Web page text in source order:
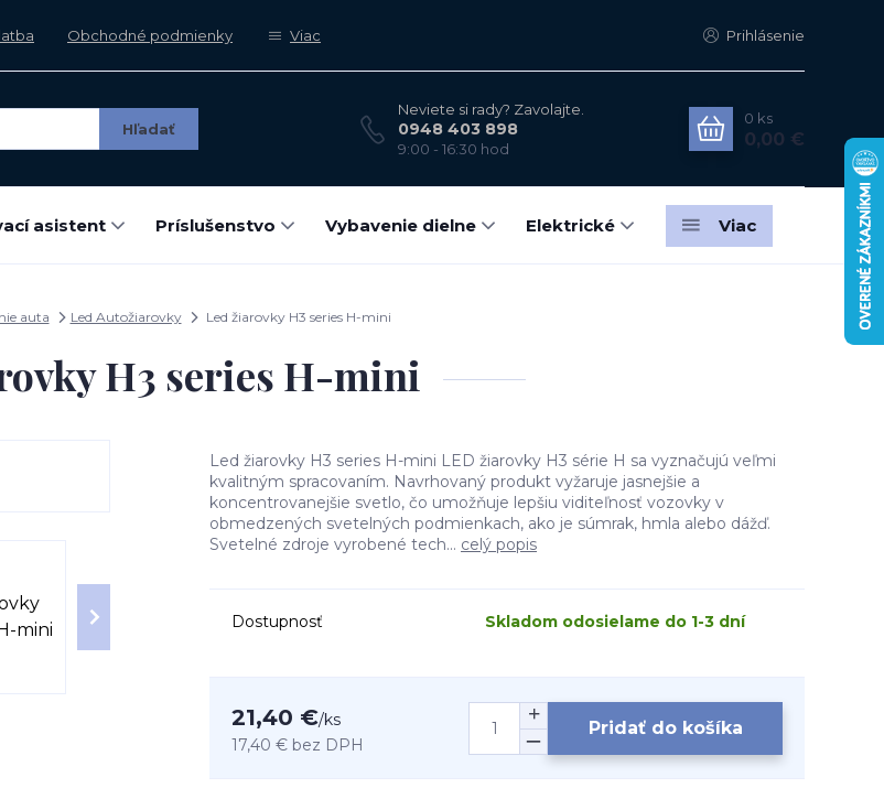
Obchodné podmienky Viac Prihlásenie
Hľadať
Neviete si rady? Zavolajte.
0948 403 898
9:00 - 16:30 hod
0 ks
0,00 €
asistent Príslušenstvo Vybavenie dielne Elektrické Viac
auta Led Autožiarovky Led žiarovky H3 series H-mini
H3 series H-mini
Led žiarovky H3 series H-mini LED žiarovky H3 série H sa vyznačujú veľmi
kvalitným spracovaním. Navrhovaný produkt vyžaruje jasnejšie a
koncentrovanejšie svetlo, čo umožňuje lepšiu viditeľnosť vozovky v
obmedzených svetelných podmienkach, ako je súmrak, hmla alebo dážď.
Svetelné zdroje vyrobené tech... celý popis
Dostupnosť Skladom odosielame do 1-3 dní
21,40 €/ks
17,40 € bez DPH
Pridať do košíka